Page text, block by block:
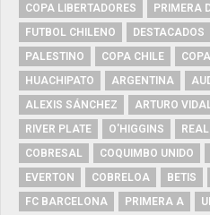
COPA LIBERTADORES
PRIMERA
FUTBOL CHILENO
DESTACADOS
PALESTINO
COPA CHILE
HUACHIPATO
ARGENTINA
ALEXIS SÁNCHEZ
ARTURO
RIVER PLATE
O'HIGGINS
COBRESAL
COQUIMBO UNIDO
EVERTON
COBRELOA BETIS
FC BARCELONA
PRIMERA A